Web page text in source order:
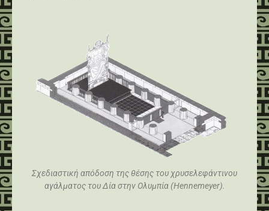
Σχεδιαστική απόδοση της θέσης του χρυσελεφάντινου
αγάλματος του Δία στην Ολυμπία (Hennemeyer).